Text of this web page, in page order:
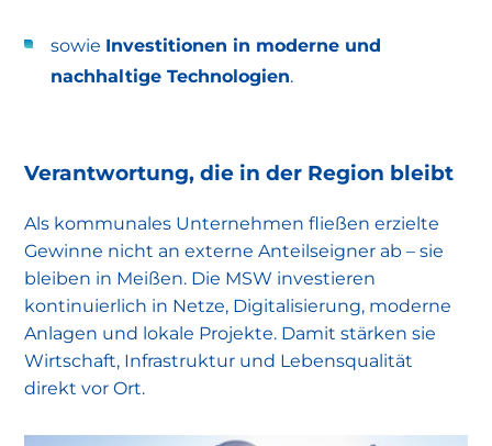
sowie Investitionen in moderne und
nachhaltige Technologien.
Verantwortung, die in der Region bleibt
Als kommunales Unternehmen fließen erzielte
Gewinne nicht an externe Anteilseigner ab – sie
bleiben in Meißen. Die MSW investieren
kontinuierlich in Netze, Digitalisierung, moderne
Anlagen und lokale Projekte. Damit stärken sie
Wirtschaft, Infrastruktur und Lebensqualität
direkt vor Ort.